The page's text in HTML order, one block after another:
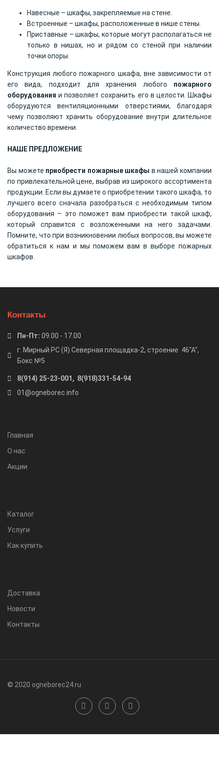
Навесные – шкафы, закрепляемые на стене.
Встроенные – шкафы, расположенные в нише стены.
Приставные – шкафы, которые могут располагаться не
только в нишах, но и рядом со стеной при наличии
точки опоры.
Конструкция любого пожарного шкафа, вне зависимости от
его вида, подходит для хранения любого пожарного
оборудования и позволяет сохранить его в целости. Шкафы
оборудуются вентиляционными отверстиями, благодаря
чему позволяют хранить оборудование внутри длительное
количество времени.
НАШЕ ПРЕДЛОЖЕНИЕ
Вы можете приобрести пожарные шкафы в нашей компании
по привлекательной цене, выбрав из широкого ассортимента
продукции. Если вы думаете о приобретении такого шкафа, то
лучшего всего сначала разобраться с необходимым типом
оборудования – это поможет вам приобрести такой шкаф,
который справится с возложенными на него задачами.
Помните, что при возникновении любых вопросов, вы можете
обратиться к нам и мы поможем вам в выборе пожарных
шкафов.
Контакты
Пн-Пт: 09.00 - 17.00
г. Мирный РС (Я) Северная площадка-2, строение 46"А",
Бокс №5
8(914) 25-23-001, 8(918)331-54-94
01@ogneborec.info
Главная
О нас
Акции
Каталог
Услуги
Как купить
Доставка
Новости
Контакты
© 2020 ogneborec24.ru